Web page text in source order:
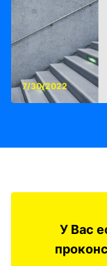
7/30/2022
У Вас